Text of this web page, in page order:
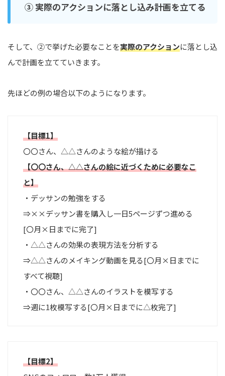
③ 実際のアクションに落とし込み計画を立てる
そして、②で挙げた必要なことを実際のアクションに落とし込
んで計画を立てていきます。
先ほどの例の場合以下のようになります。
【目標1】
〇〇さん、△△さんのような絵が描ける
【〇〇さん、△△さんの絵に近づくために必要なこ
と】
・デッサンの勉強をする
⇒××デッサン書を購入し一日5ページずつ進める
[〇月×日までに完了]
・△△さんの効果の表現方法を分析する
⇒△△さんのメイキング動画を見る[〇月×日までに
すべて視聴]
・〇〇さん、△△さんのイラストを模写する
⇒週に1枚模写する[〇月×日までに△枚完了]
【目標2】